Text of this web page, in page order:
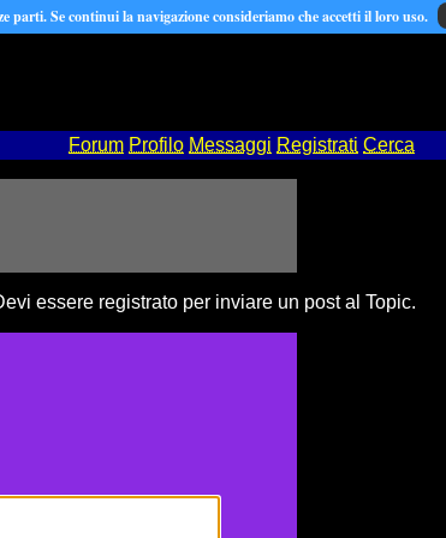
Forum Profilo Messaggi Registrati Cerca
essere registrato per inviare un post al Topic.
parti. Se continui la navigazione consideriamo che accetti il loro uso.